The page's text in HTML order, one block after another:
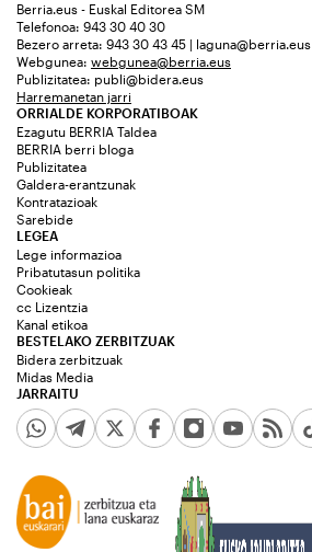
Berria.eus - Euskal Editorea SM
Telefonoa: 943 30 40 30
Bezero arreta: 943 30 43 45 | laguna@berria.eus
Webgunea: webgunea@berria.eus
Publizitatea: publi@bidera.eus
Harremanetan jarri
ORRIALDE KORPORATIBOAK
Ezagutu BERRIA Taldea
BERRIA berri bloga
Publizitatea
Galdera-erantzunak
Kontratazioak
Sarebide
JARRAITU
LEGEA
Lege informazioa
Pribatutasun politika
Cookieak
cc Lizentzia
Kanal etikoa
BESTELAKO ZERBITZUAK
Bidera zerbitzuak
Midas Media